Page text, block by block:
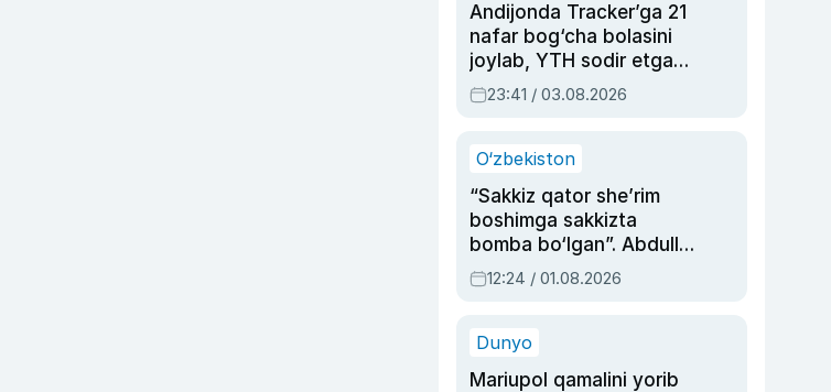
Andijonda Tracker’ga 21
nafar bog‘cha bolasini
joylab, YTH sodir etgan
ayolga sud hukmi o‘qildi
23:41 / 03.08.2026
O‘zbekiston
“Sakkiz qator she’rim
boshimga sakkizta
bomba bo‘lgan”. Abdulla
Oripovni siyosiy
ayblovlardan asrab
12:24 / 01.08.2026
Dunyo
Mariupol qamalini yorib